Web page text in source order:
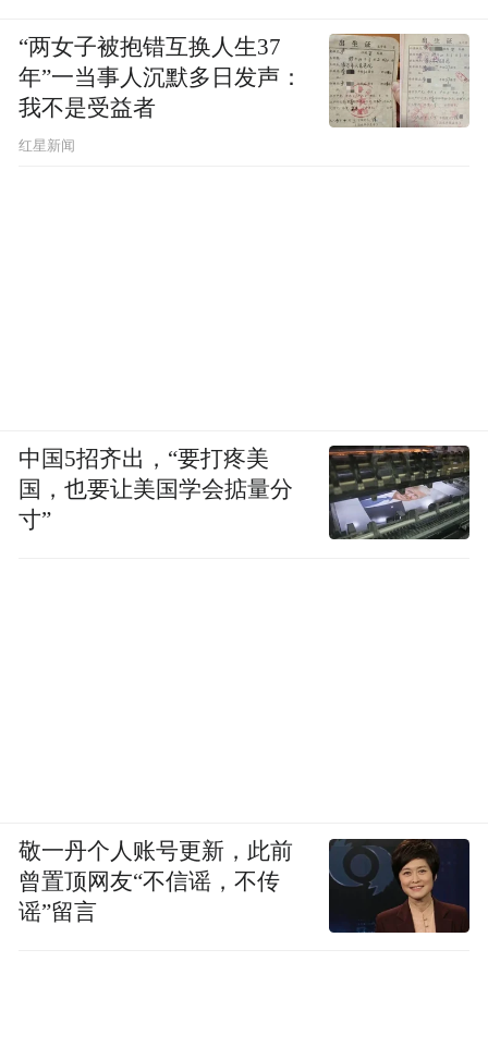
“两女子被抱错互换人生37
年”一当事人沉默多日发声：
我不是受益者
红星新闻
中国5招齐出，“要打疼美
国，也要让美国学会掂量分
寸”
敬一丹个人账号更新，此前
曾置顶网友“不信谣，不传
谣”留言